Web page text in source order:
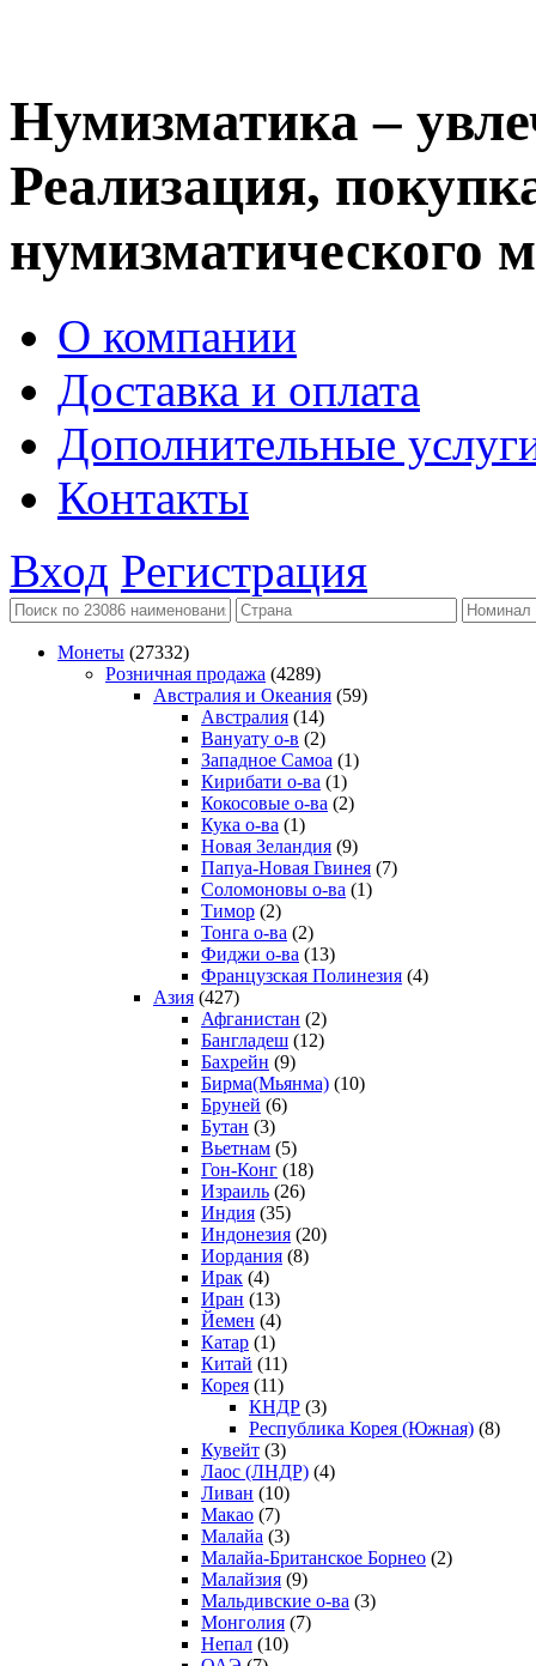
Нумизматика –
Реализация,
нумизматического
О компании
Доставка и оплата
Дополнительные
Контакты
Вход Регистрация
Монеты (27332)
Розничная продажа (4289)
Австралия и Океания (59)
Австралия (14)
Вануату о-в (2)
Западное Самоа (1)
Кирибати о-ва (1)
Кокосовые о-ва (2)
Кука о-ва (1)
Новая Зеландия (9)
Папуа-Новая Гвинея (7)
Соломоновы о-ва (1)
Тимор (2)
Тонга о-ва (2)
Фиджи о-ва (13)
Французская Полинезия (4)
Азия (427)
Афганистан (2)
Бангладеш (12)
Бахрейн (9)
Бирма(Мьянма) (10)
Бруней (6)
Бутан (3)
Вьетнам (5)
Гон-Конг (18)
Израиль (26)
Индия (35)
Индонезия (20)
Иордания (8)
Ирак (4)
Иран (13)
Йемен (4)
Катар (1)
Китай (11)
Корея (11)
КНДР (3)
Республика Корея (Южная) (8)
Кувейт (3)
Лаос (ЛНДР) (4)
Ливан (10)
Макао (7)
Малайа (3)
Малайа-Британское Борнео (2)
Малайзия (9)
Мальдивские о-ва (3)
Монголия (7)
Непал (10)